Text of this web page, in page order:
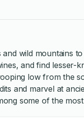
wild mountains
and find
low from
and marvel at
some of the